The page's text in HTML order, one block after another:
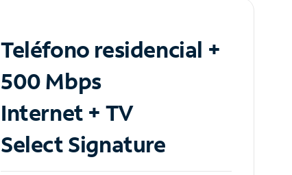
Teléfono residencial +
500 Mbps
Internet + TV
Select Signature